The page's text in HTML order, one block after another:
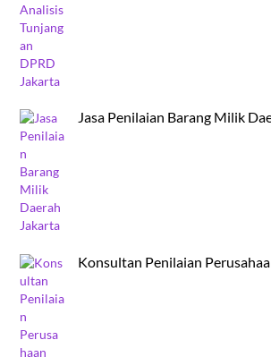
Jasa Penilaian Barang Milik
Konsultan Penilaian